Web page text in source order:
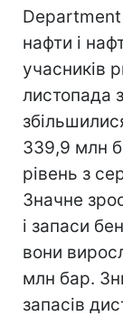
нафти і
учасників
листопада
339,9 млн
рівень з
Значне
і запаси
вони
млн бар.
запасів